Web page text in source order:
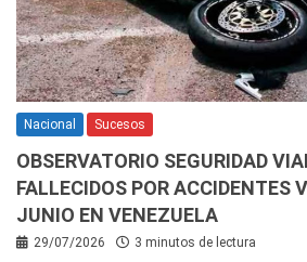
Nacional Sucesos
OBSERVATORIO SEGURIDAD
FALLECIDOS POR ACCIDENTES
JUNIO EN VENEZUELA
29/07/2026 3 minutos de lectura